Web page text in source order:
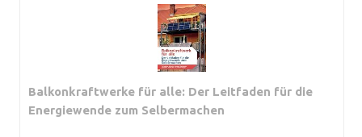
Balkonkraftwerke für alle: Der Leitfaden für die
Energiewende zum Selbermachen